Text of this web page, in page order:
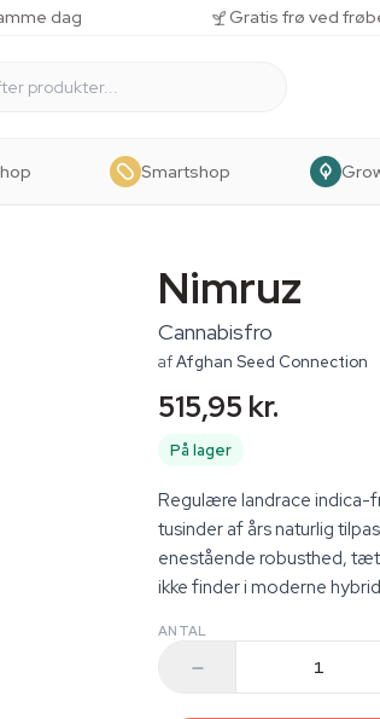
dag Gratis frø ved
Smartshop
Nimruz
Cannabisfro
afAfghan Seed Connection
515,95 kr.
På lager
Regulære landrace indica-
tusinder af års naturlig
enestående robusthed,
ikke finder i moderne
ANTAL